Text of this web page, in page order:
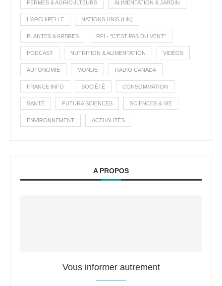
FERMES & AGRICULTEURS ALIMENTATION & JARDIN
L'ARCHIPELLE NATIONS UNIS (UN)
PLANTES & ARBRES RFI - "C'EST PAS DU VENT"
PODCAST NUTRITION & ALIMENTATION VIDÉOS
AUTONOMIE MONDE RADIO CANADA
FRANCE INFO SOCIÉTÉ CONSOMMATION
SANTÉ FUTURA SCIENCES SCIENCES & VIE
ENVIRONNEMENT ACTUALITÉS
A PROPOS
Vous informer autrement